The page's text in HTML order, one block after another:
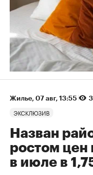
Жилье 07 авг, 13:55
ЭКСКЛЮЗИВ
Назван
ростом цен
в июле в